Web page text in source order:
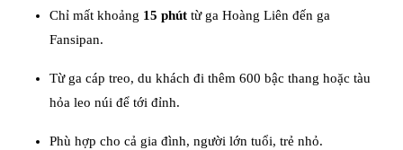
Chỉ mất khoảng 15 phút từ ga Hoàng Liên đến ga
Fansipan.
Từ ga cáp treo, du khách đi thêm 600 bậc thang hoặc tàu
hỏa leo núi để tới đỉnh.
Phù hợp cho cả gia đình, người lớn tuổi, trẻ nhỏ.